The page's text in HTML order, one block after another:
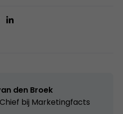
den Broek
bij Marketingfacts